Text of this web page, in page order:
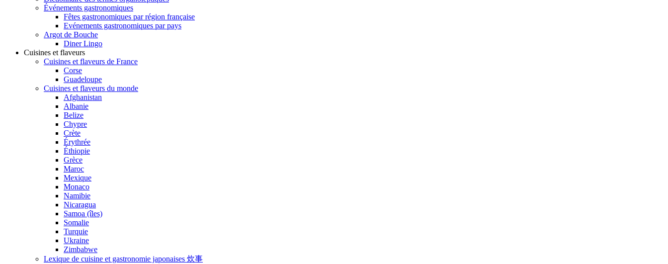
Événements gastronomiques
Fêtes gastronomiques par région française
Evénements gastronomiques par pays
Argot de Bouche
Diner Lingo
Cuisines et flaveurs
Cuisines et flaveurs de France
Corse
Guadeloupe
Cuisines et flaveurs du monde
Afghanistan
Albanie
Belize
Chypre
Crète
Érythrée
Éthiopie
Grèce
Maroc
Mexique
Monaco
Namibie
Nicaragua
Samoa (îles)
Somalie
Turquie
Ukraine
Zimbabwe
Lexique de cuisine et gastronomie japonaises 炊事